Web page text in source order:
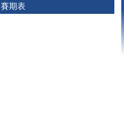
賽期表